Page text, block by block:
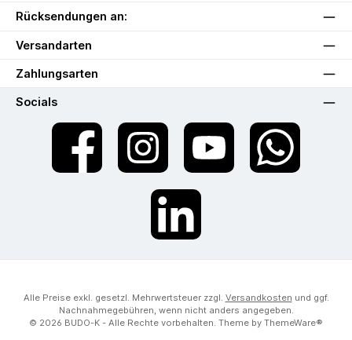
Rücksendungen an:
Versandarten
Zahlungsarten
Socials
Facebook Instagram YouTube WhatsApp
LinkedIn
Alle Preise exkl. gesetzl. Mehrwertsteuer zzgl. Versandkosten und ggf.
Nachnahmegebühren, wenn nicht anders angegeben.
© 2026 BUDO-K - Alle Rechte vorbehalten. Theme by ThemeWare®